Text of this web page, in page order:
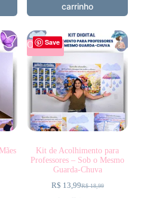
carrinho
Save
OFERTA
Kit de Acolhimento para
Professores – Sob o Mesmo
Guarda-Chuva
R$18,99
R$ 13,99